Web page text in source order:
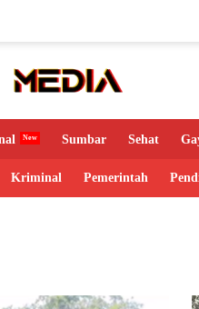
Sumbar Sehat
Kriminal Pemerintah